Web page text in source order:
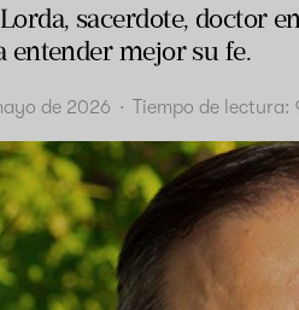
sacerdote, doctor
entender mejor su fe.
de 2026 · Tiempo de lectura: